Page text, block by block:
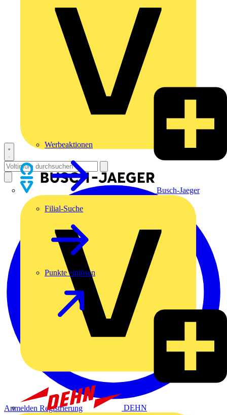
Busch-Jaeger
DEHN
Werbeaktionen
Filial-Suche
Punkte einlösen
Anmelden Registrierung